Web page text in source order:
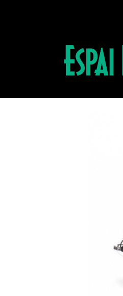
Productos